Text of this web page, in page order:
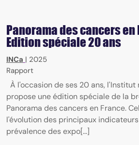
Panorama des cancers en
Edition spéciale 20 ans
INCa | 2025
Rapport
À l'occasion de ses 20 ans,
propose une édition spéciale de la
Panorama des cancers en France.
l'évolution des principaux
prévalence des expo[...]